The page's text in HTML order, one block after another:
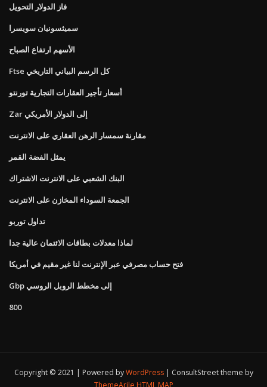
فاز الدولار التحويل
سميثسونيان سويسرا
الأسهم ارتفاع الصباح
Ftse كل الرسم البياني التاريخي
أسعار تأجير العقارات التجارية تورنتو
Zar إلى الدولار الأمريكي
مقارنة سمسار الرهن العقاري على الانترنت
يمثل الفضة القمر
البنك الشعبي على الانترنت الاشتراك
الجمعة السوداء المخازن على الانترنت
تداول توربو
لماذا معدلات بطاقات الائتمان عالية جدا
فتح حساب مصرفي عبر الإنترنت لنا غير مقيم في أمريكا
Gbp إلى مخطط الروبل الروسي
800
Copyright © 2021 | Powered byWordPress
ConsultStreet theme by